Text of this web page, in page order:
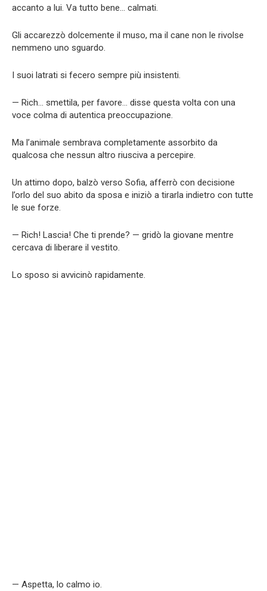
accanto a lui. Va tutto bene… calmati.
Gli accarezzò dolcemente il muso, ma il cane non le rivolse
nemmeno uno sguardo.
I suoi latrati si fecero sempre più insistenti.
— Rich… smettila, per favore… disse questa volta con una
voce colma di autentica preoccupazione.
Ma l’animale sembrava completamente assorbito da
qualcosa che nessun altro riusciva a percepire.
Un attimo dopo, balzò verso Sofia, afferrò con decisione
l’orlo del suo abito da sposa e iniziò a tirarla indietro con tutte
le sue forze.
— Rich! Lascia! Che ti prende? — gridò la giovane mentre
cercava di liberare il vestito.
Lo sposo si avvicinò rapidamente.
— Aspetta, lo calmo io.